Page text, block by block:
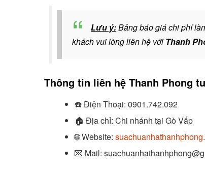
Lưu ý:Bảng báo giá chi phí
khách vui lòng liên hệ với Thanh
Thông tin liên hệ Thanh Phong
☎️Điện Thoại: 0901.742.092
🏠 Địa chỉ: Chi nhánh tại Gò Vấp
🌐 Website:
💌 Mail: